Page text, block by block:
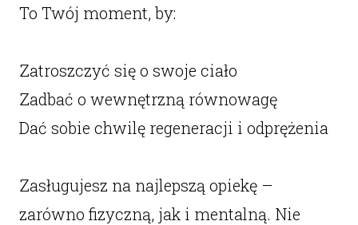
To Twój moment, by:
Zatroszczyć się o swoje ciało
Zadbać o wewnętrzną równowagę
Dać sobie chwilę regeneracji i odprężenia
Zasługujesz na najlepszą opiekę –
zarówno fizyczną, jak i mentalną. Nie